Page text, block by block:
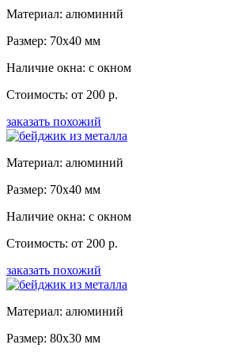
Материал: алюминий
Размер: 70x40 мм
Наличие окна: с окном
Стоимость: от 200 р.
заказать похожий
Материал: алюминий
Размер: 70x40 мм
Наличие окна: с окном
Стоимость: от 200 р.
заказать похожий
Материал: алюминий
Размер: 80x30 мм